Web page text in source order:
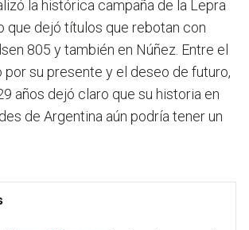
la histórica campaña de la Lepra
que dejó títulos que rebotan con
805 y también en Núñez. Entre el
su presente y el deseo de futuro,
años dejó claro que su historia en
de Argentina aún podría tener un